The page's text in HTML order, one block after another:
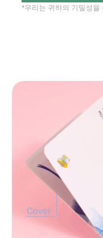
*우리는 귀하의 기밀성을